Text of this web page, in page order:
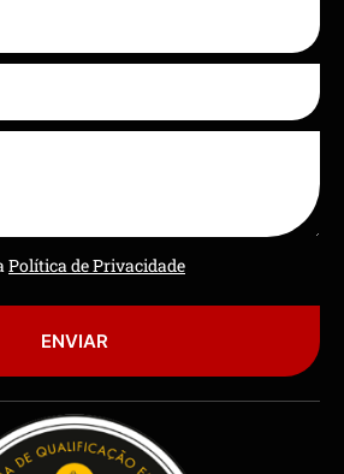
Política de Privacidade
ENVIAR